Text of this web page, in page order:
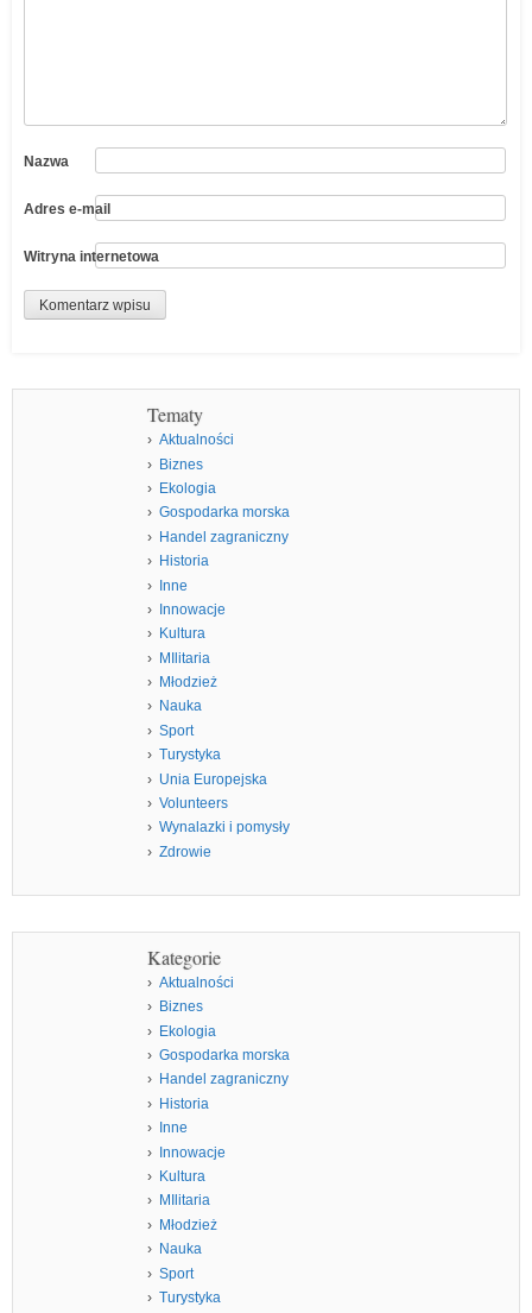
Nazwa
Adres e-mail
Witryna internetowa
Tematy
Aktualności
Biznes
Ekologia
Gospodarka morska
Handel zagraniczny
Historia
Inne
Innowacje
Kultura
MIlitaria
Młodzież
Nauka
Sport
Turystyka
Unia Europejska
Volunteers
Wynalazki i pomysły
Zdrowie
Kategorie
Aktualności
Biznes
Ekologia
Gospodarka morska
Handel zagraniczny
Historia
Inne
Innowacje
Kultura
MIlitaria
Młodzież
Nauka
Sport
Turystyka